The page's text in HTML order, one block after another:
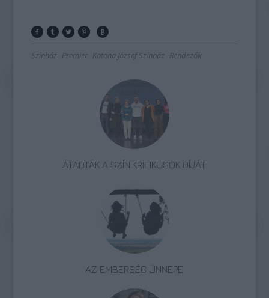
Színház Premier Katona József Színház Rendezők
ÁTADTÁK A SZÍNIKRITIKUSOK DÍJÁT
AZ EMBERSÉG ÜNNEPE